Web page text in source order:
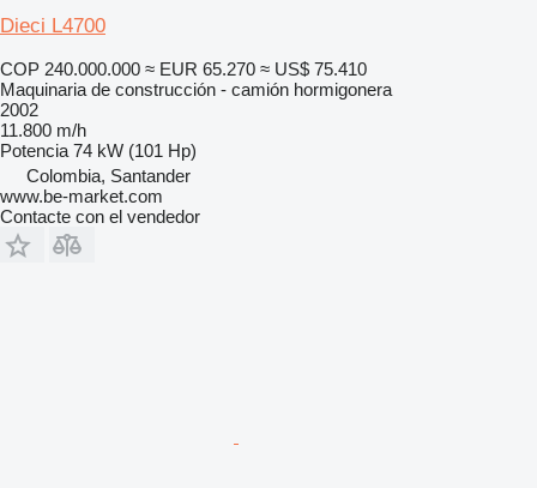
Dieci L4700
COP 240.000.000 ≈ EUR 65.270 ≈ US$ 75.410
Maquinaria de construcción - camión hormigonera
2002
11.800 m/h
Potencia 74 kW (101 Hp)
Colombia, Santander
www.be-market.com
Contacte con el vendedor